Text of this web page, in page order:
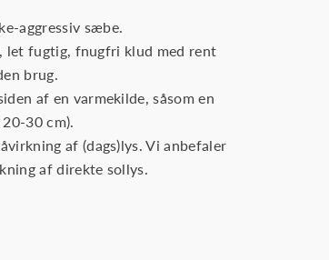
aggressiv sæbe.
let fugtig, fnugfri klud med rent
brug.
af en varmekilde, såsom en
30 cm).
af (dags)lys. Vi anbefaler
af direkte sollys.